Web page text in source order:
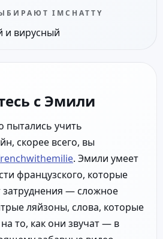
с Эмили
пытались учить
скорее всего, вы
. Эмили умеет
французского, которые
— сложное
ляйзоны, слова, которые
то, как они звучат — в
IMCHATTY
и вирусный